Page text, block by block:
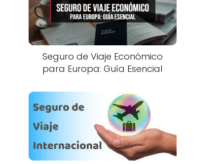
Seguro de Viaje Económico
para Europa: Guía Esencial